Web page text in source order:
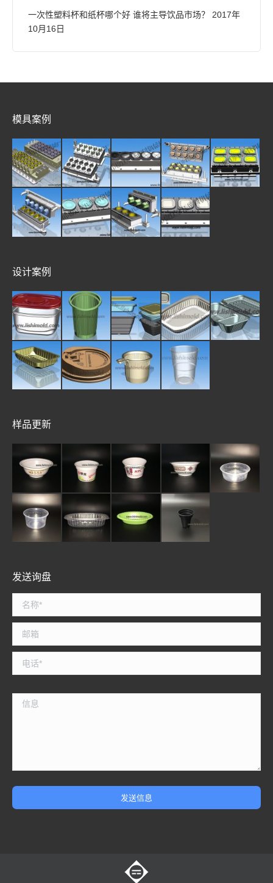
一次性塑料杯和纸杯哪个好 谁将主导饮品市场？
2017年
10月16日
模具案例
设计案例
样品更新
发送询盘